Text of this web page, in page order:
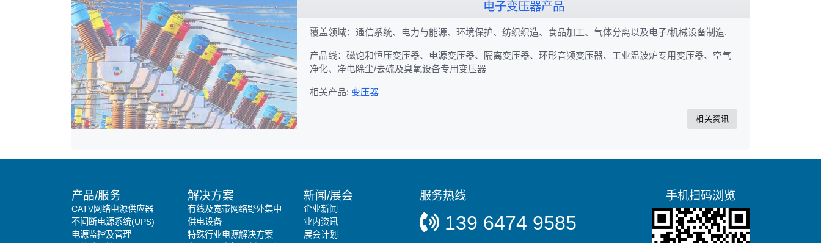
电子变压器产品
覆盖领域：通信系统、电力与能源、环境保护、纺织织造、食品加工、气体分离以及电子/机械设备制造.
产品线：磁饱和恒压变压器、电源变压器、隔离变压器、环形音频变压器、工业温波炉专用变压器、空气
净化、净电除尘/去硫及臭氧设备专用变压器
相关产品: 变压器
相关资讯
产品/服务
CATV网络电源供应器
不间断电源系统(UPS)
电源监控及管理
解决方案
有线及宽带网络野外集中
供电设备
特殊行业电源解决方案
新闻/展会
企业新闻
业内资讯
展会计划
服务热线
139 6474 9585
手机扫码浏览